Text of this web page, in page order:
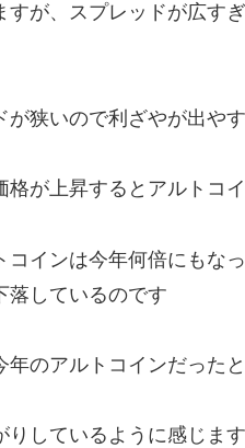
が、スプレッドが広す
狭いので利ざやが出や
が上昇するとアルトコ
インは今年何倍にもな
落しているのです
のアルトコインだった
しているように感じま